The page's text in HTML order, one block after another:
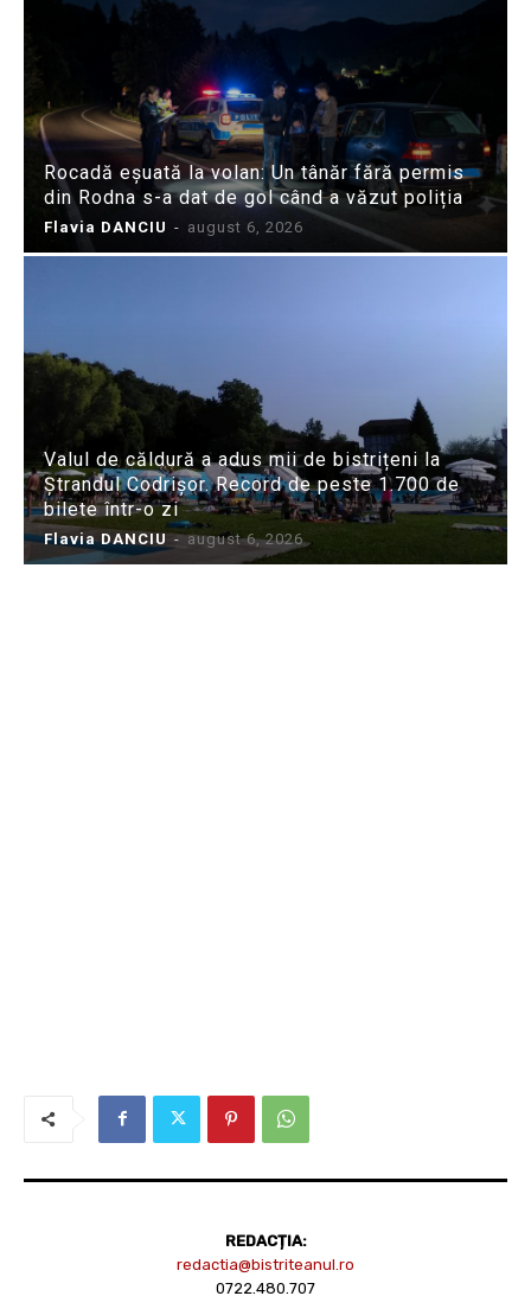
Rocadă eșuată la volan: Un tânăr fără permis
din Rodna s-a dat de gol când a văzut poliția
Flavia DANCIU - august 6, 2026
Valul de căldură a adus mii de bistrițeni la
Ștrandul Codrișor. Record de peste 1.700 de
bilete într-o zi
Flavia DANCIU - august 6, 2026
REDACȚIA:
redactia@bistriteanul.ro
0722.480.707